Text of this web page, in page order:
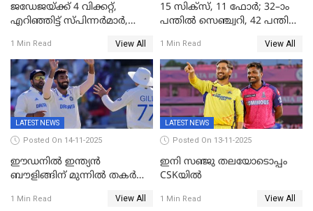
ജഡേജയ്ക്ക് 4 വിക്കറ്റ്,
എറിഞ്ഞിട്ട് സ്പിന്നർമാർ,
പ്രോട്ടീസ്
1 Min Read View All
15 സിക്സ്, 11 ഫോർ; 32–ാം
പന്തിൽ സെഞ്ച്വറി, 42 പന്തിൽ
1 Min Read View All
LATEST NEWS
Posted On 14-11-2025
ഈഡനിൽ ഇന്ത്യൻ
ബൗളിങ്ങിന് മുന്നിൽ തകർന്ന്
പുറത്ത്; ബുമ്രയ്ക്ക് അഞ്ച്
1 Min Read View All
LATEST NEWS
Posted On 13-11-2025
ഇനി സഞ്ജു തലയോടൊപ്പം
CSKയിൽ
1 Min Read View All